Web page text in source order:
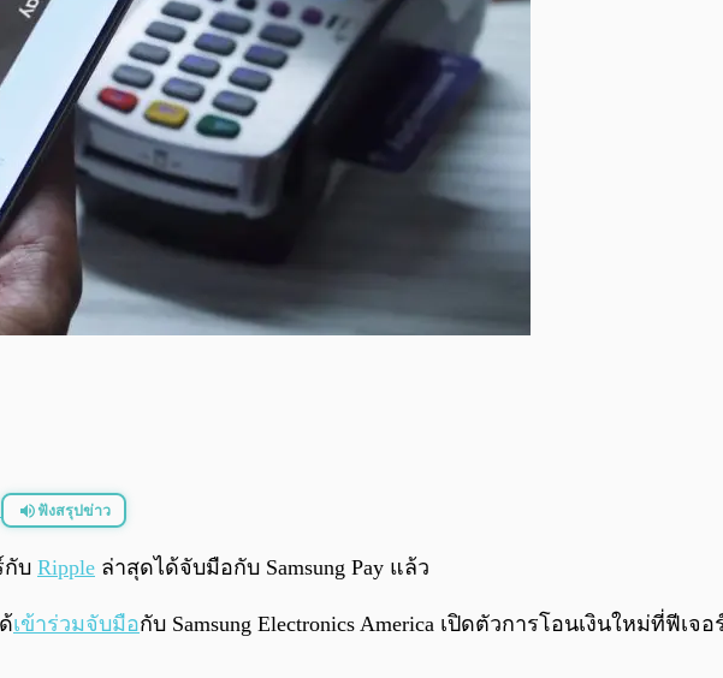
ฟังสรุปข่าว
กับ Ripple ล่าสุดได้จับมือกับ Samsung Pay แล้ว
เข้าร่วมจับมือกับ Samsung Electronics America เปิดตัวการโอนเงินใหม่ที่ฟีเ